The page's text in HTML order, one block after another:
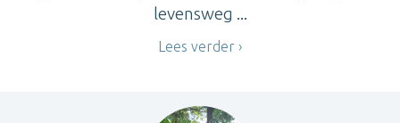
levensweg ...
Lees verder